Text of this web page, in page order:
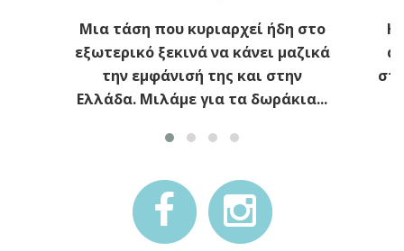
Μια τάση που κυριαρχεί ήδη στο
εξωτερικό ξεκινά να κάνει μαζικά
την εμφάνισή της και στην
Ελλάδα. Μιλάμε για τα δωράκια...
Η